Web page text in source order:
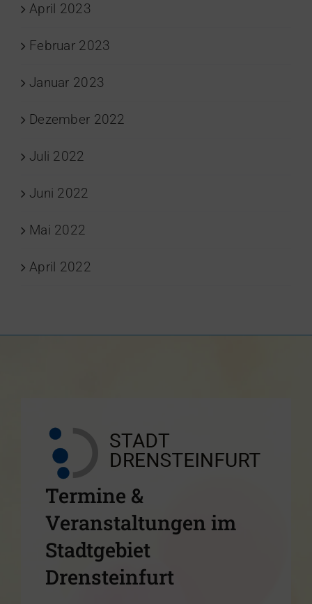
April 2023
Februar 2023
Januar 2023
Dezember 2022
Juli 2022
Juni 2022
Mai 2022
April 2022
Termine &
Veranstaltungen im
Stadtgebiet
Drensteinfurt